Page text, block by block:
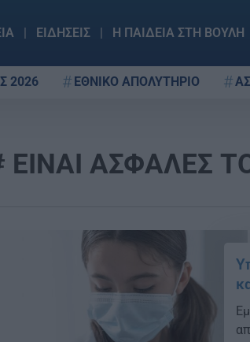
ΕΙΔΗΣΕΙΣ Η ΠΑΙΔΕΙΑ ΣΤΗ ΒΟΥΛΗ
2026 ΕΘΝΙΚΟ ΑΠΟΛΥΤΗΡΙΟ
ΕΙΝΑΙ ΑΣΦΑΛΕΣ